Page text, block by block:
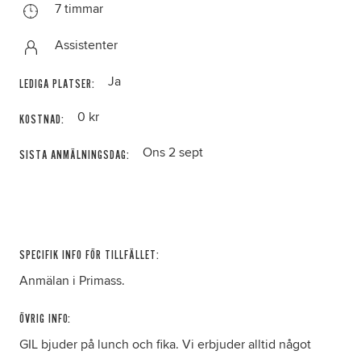
7 timmar
Assistenter
LEDIGA PLATSER: Ja
KOSTNAD: 0 kr
SISTA ANMÄLNINGSDAG: Ons 2 sept
SPECIFIK INFO FÖR TILLFÄLLET:
Anmälan i Primass.
ÖVRIG INFO:
GIL bjuder på lunch och fika. Vi erbjuder alltid något